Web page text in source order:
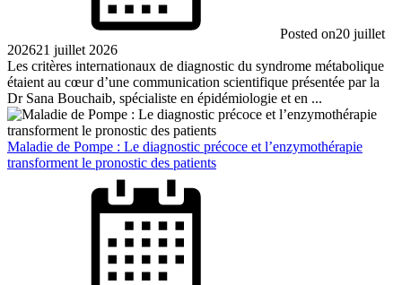
Posted on20 juillet
202621 juillet 2026
Les critères internationaux de diagnostic du syndrome métabolique
étaient au cœur d’une communication scientifique présentée par la
Dr Sana Bouchaib, spécialiste en épidémiologie et en ...
Maladie de Pompe : Le diagnostic précoce et l’enzymothérapie
transforment le pronostic des patients